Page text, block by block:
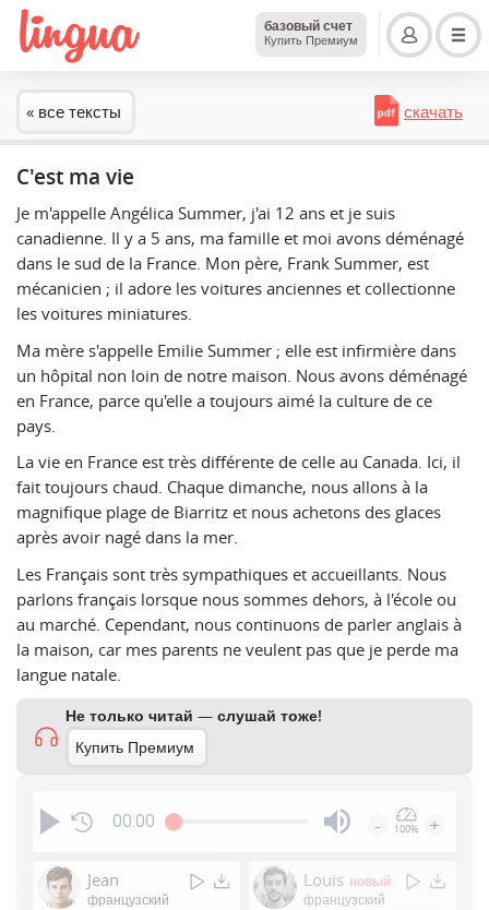
базовый счет
Купить Премиум
« все тексты скачать
C'est ma vie
Je m'appelle Angélica Summer, j'ai 12 ans et je suis
canadienne. Il y a 5 ans, ma famille et moi avons déménagé
dans le sud de la France. Mon père, Frank Summer, est
mécanicien ; il adore les voitures anciennes et collectionne
les voitures miniatures.
Ma mère s'appelle Emilie Summer ; elle est infirmière dans
un hôpital non loin de notre maison. Nous avons déménagé
en France, parce qu'elle a toujours aimé la culture de ce
pays.
La vie en France est très différente de celle au Canada. Ici, il
fait toujours chaud. Chaque dimanche, nous allons à la
magnifique plage de Biarritz et nous achetons des glaces
après avoir nagé dans la mer.
Les Français sont très sympathiques et accueillants. Nous
parlons français lorsque nous sommes dehors, à l'école ou
au marché. Cependant, nous continuons de parler anglais à
la maison, car mes parents ne veulent pas que je perde ma
langue natale.
Не только читай — слушай тоже!
Купить Премиум
00:00
Enter
or
- 100% +
Jean
французский
Louis новый
французский